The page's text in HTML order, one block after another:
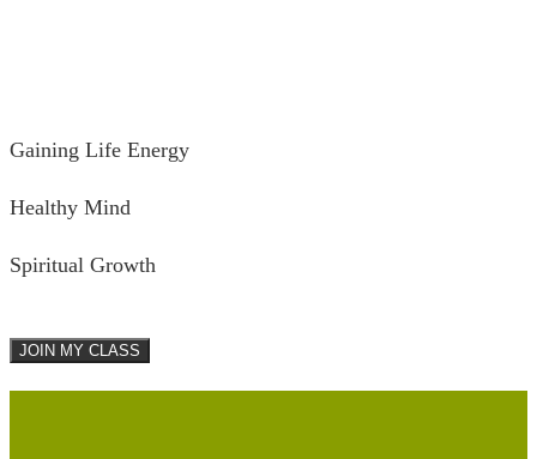
Gaining Life Energy
Healthy Mind
Spiritual Growth
JOIN MY CLASS